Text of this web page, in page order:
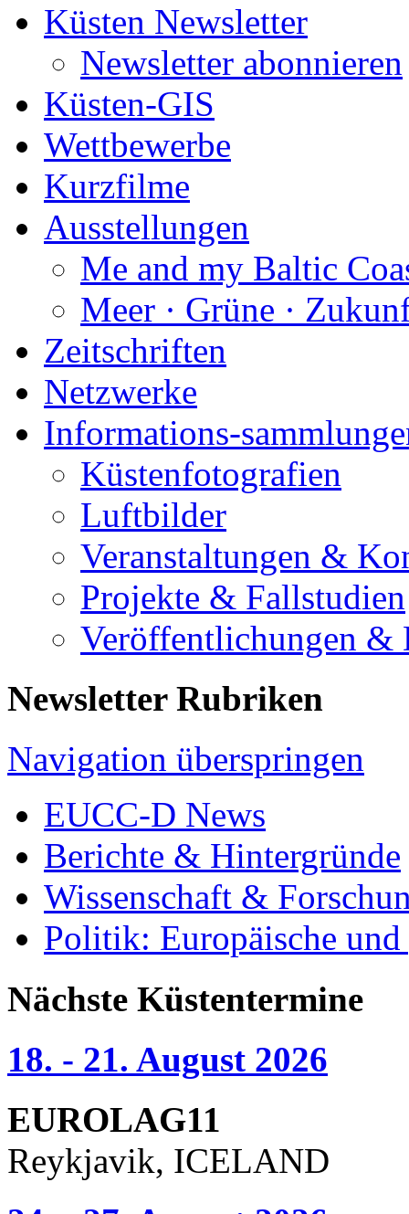
Küsten Newsletter
Newsletter abonnieren
Küsten-GIS
Wettbewerbe
Kurzfilme
Ausstellungen
Me and my Baltic
Meer · Grüne ·
Zeitschriften
Netzwerke
Informations-
Küstenfotografien
Luftbilder
Veranstaltungen &
Projekte & Fallstudien
Veröffentlichungen &
Newsletter Rubriken
Navigation überspringen
EUCC-D News
Berichte & Hintergründe
Wissenschaft &
Politik: Europäische
Nächste Küstentermine
18. - 21. August 2026
EUROLAG11
Reykjavik, ICELAND